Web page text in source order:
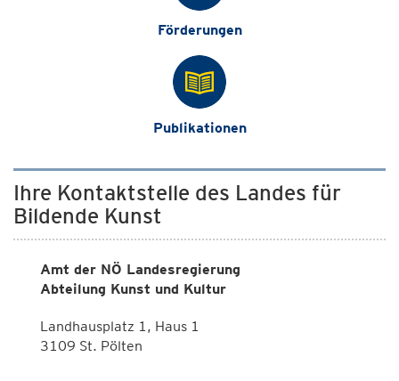
Förderungen
Publikationen
Ihre Kontaktstelle des Landes für
Bildende Kunst
Amt der NÖ Landesregierung
Abteilung Kunst und Kultur
Landhausplatz 1, Haus 1
3109 St. Pölten